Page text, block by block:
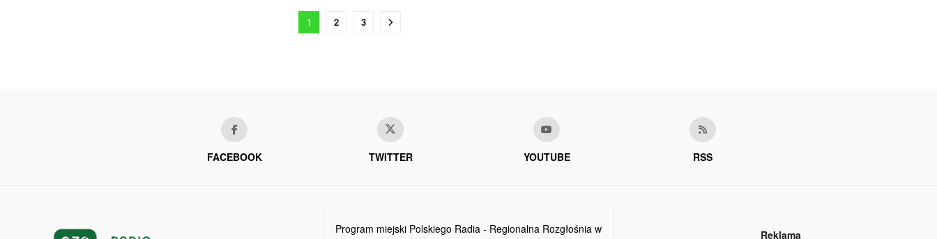
1 2 3
FACEBOOK TWITTER YOUTUBE RSS
Program miejski Polskiego Radia - Regionalna Rozgłośnia w
Reklama